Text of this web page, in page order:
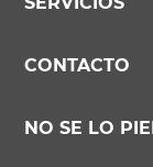
CONTACTO
NO SE LO